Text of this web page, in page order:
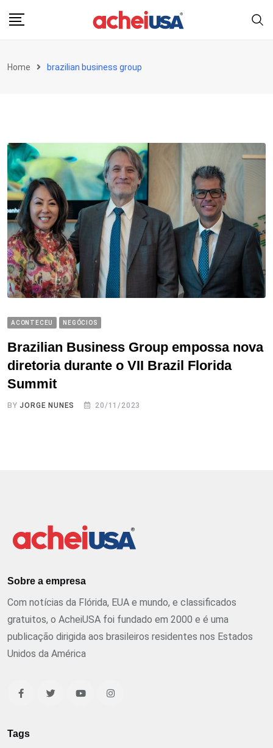
Home brazilian business group
ACONTECEU NEGÓCIOS
Brazilian Business Group empossa nova
diretoria durante o VII Brazil Florida
Summit
BYJORGE NUNES 20/11/2023
Sobre a empresa
Com notícias da Flórida, EUA e mundo, e classificados
gratuitos, o AcheiUSA foi fundado em 2000 e é uma
publicação dirigida aos brasileiros residentes nos Estados
Unidos da América
Tags